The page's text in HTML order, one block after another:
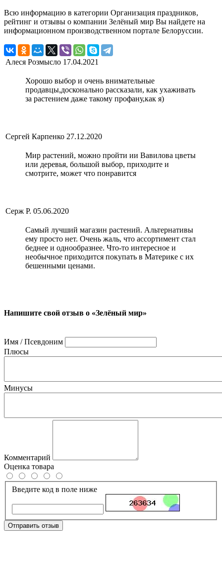
Всю информацию в категории Организация праздников,
рейтинг и отзывы о компании Зелёный мир Вы найдете на
информационном производственном портале Белоруссии.
Алеся Розмысло 17.04.2021
Хорошо выбор и очень внимательные
продавцы,досконально рассказали, как ухаживать
за растением даже такому профану,как я)
Сергей Карпенко 27.12.2020
Мир растений, можно пройти ии Вавилова цветы
или деревья, большой выбор, приходите и
смотрите, может что понравится
Серж Р. 05.06.2020
Самый лучший магазин растений. Альтернативы
ему просто нет. Очень жаль, что ассортимент стал
беднее и однообразнее. Что-то интересное и
необычное приходится покупать в Материке с их
бешенными ценами.
Напишите свой отзыв о «Зелёный мир»
Имя / Псевдоним
Плюсы
Минусы
Комментарий
Оценка товара
Введите код в поле ниже
Отправить отзыв